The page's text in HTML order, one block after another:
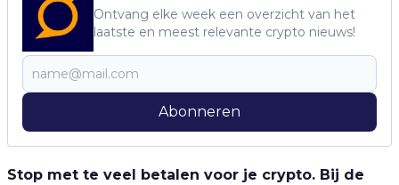
Ontvang elke week een overzicht van het
laatste en meest relevante crypto nieuws!
Abonneren
Stop met te veel betalen voor je crypto. Bij de